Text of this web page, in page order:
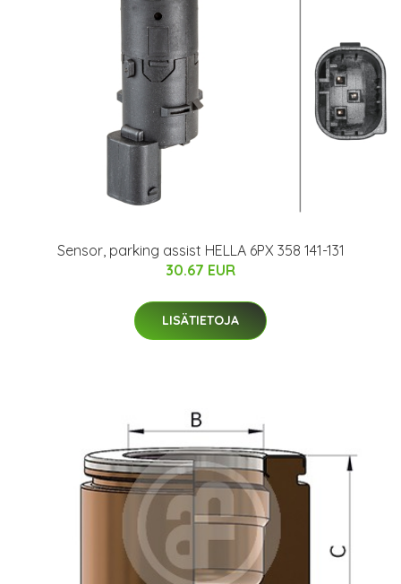
Sensor, parking assist HELLA 6PX 358 141-131
30.67 EUR
LISÄTIETOJA